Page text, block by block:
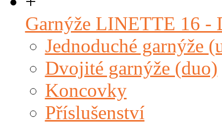
Garnýže LINETTE 16 -
Jednoduché garnýže
Dvojité garnýže (duo)
Koncovky
Příslušenství